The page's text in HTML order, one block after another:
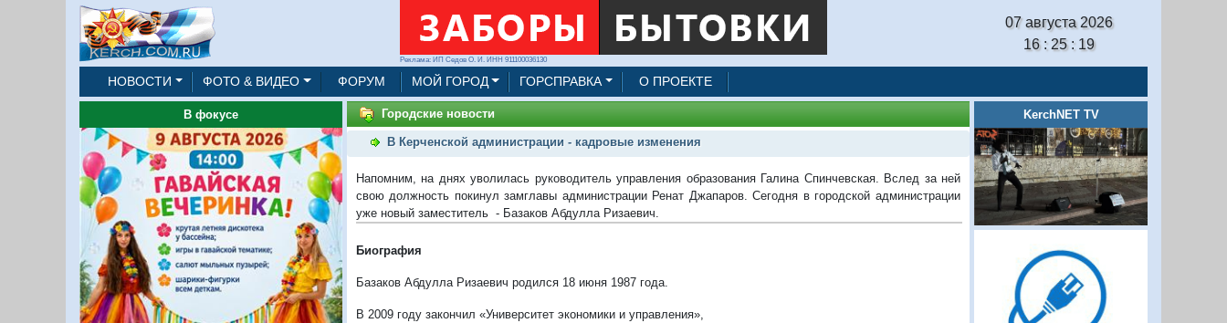
Реклама: ИП Седов О. И. ИНН 911100036130
07 августа 2026
16 : 25 : 20
НОВОСТИ ФОТО & ВИДЕО ФОРУМ МОЙ ГОРОД ГОРСПРАВКА О ПРОЕКТЕ
В фокусе Городские новости
В Керченской администрации - кадровые изменения
Напомним, на днях уволилась руководитель управления образования Галина Спинчевская. Вслед за ней
свою должность покинул замглавы администрации Ренат Джапаров. Сегодня в городской администрации
уже новый заместитель - Базаков Абдулла Ризаевич.
Биография
Базаков Абдулла Ризаевич родился 18 июня 1987 года.
В 2009 году закончил «Университет экономики и управления»,
KerchNET TV